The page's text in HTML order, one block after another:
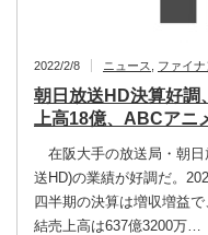
2022/2/8 ニュース ファイ
朝日放送HD決算好調
上高18億、ABCアニ
在阪大手の放送局・朝日
送HD)の業績が好調だ。
四半期の決算は増収増益
結売上高は637億3200万…